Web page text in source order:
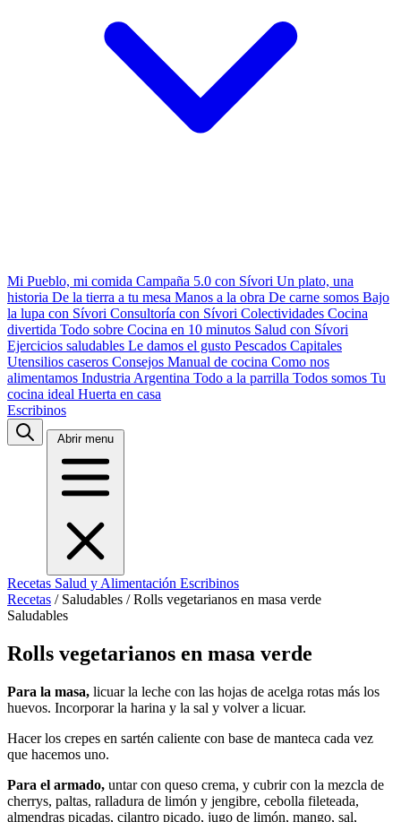
Mi Pueblo, mi comida Campaña 5.0 con Sívori Un plato, una
historia De la tierra a tu mesa Manos a la obra De carne somos Bajo
la lupa con Sívori Consultoría con Sívori Colectividades Cocina
divertida Todo sobre Cocina en 10 minutos Salud con Sívori
Ejercicios saludables Le damos el gusto Pescados Capitales
Utensilios caseros Consejos Manual de cocina Como nos
alimentamos Industria Argentina Todo a la parrilla Todos somos Tu
cocina ideal Huerta en casa
Escribinos
Abrir menu
Recetas Salud y Alimentación Escribinos
Recetas / Saludables / Rolls vegetarianos en masa verde
Saludables
Rolls vegetarianos en masa verde
Para la masa, licuar la leche con las hojas de acelga rotas más los
huevos. Incorporar la harina y la sal y volver a licuar.
Hacer los crepes en sartén caliente con base de manteca cada vez
que hacemos uno.
Para el armado, untar con queso crema, y cubrir con la mezcla de
cherrys, paltas, ralladura de limón y jengibre, cebolla fileteada,
almendras picadas, cilantro picado, jugo de limón, mango, sal,